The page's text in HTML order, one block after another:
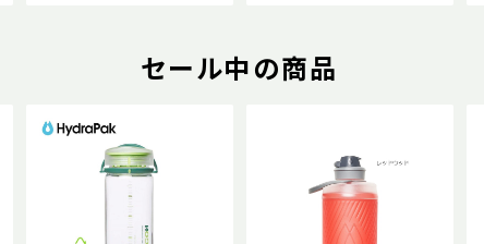
セール中の商品